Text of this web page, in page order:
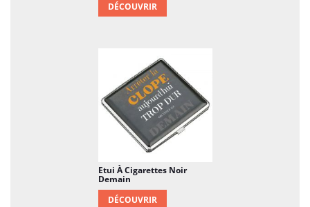
DÉCOUVRIR
Etui À Cigarettes Noir
Demain
DÉCOUVRIR